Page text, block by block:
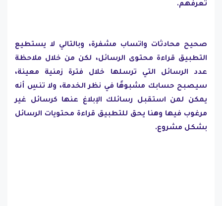
تعرفهم.
صحيح محادثات واتساب مشفرة، وبالتالي لا يستطيع
التطبيق قراءة محتوى الرسائل، لكن من خلال ملاحظة
عدد الرسائل التي ترسلها خلال فترة زمنية معينة،
سيصبح حسابك مشبوهًا في نظر الخدمة، ولا تنسِ أنه
يمكن لمن استقبل رسائلك الإبلاغ عنها كرسائل غير
مرغوب فيها وهنا يحق للتطبيق قراءة محتويات الرسائل
بشكل مشروع.